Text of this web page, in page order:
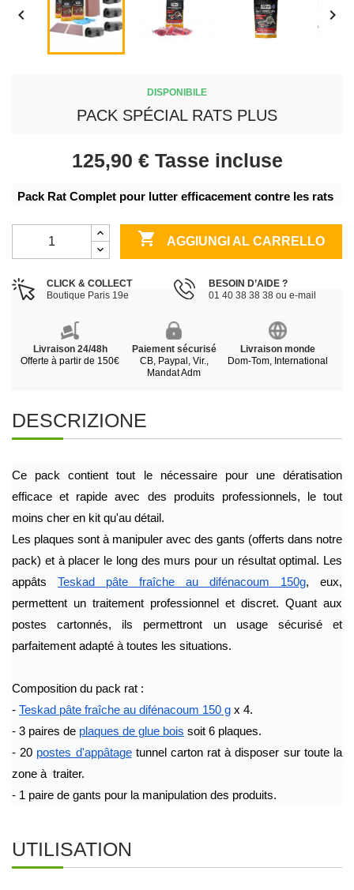
 
DISPONIBILE
PACK SPÉCIAL RATS PLUS
125,90 € Tasse incluse
Pack Rat Complet pour lutter efficacement contre les rats
 AGGIUNGI AL CARRELLO
CLICK & COLLECT
Boutique Paris 19e
BESOIN D’AIDE ?
01 40 38 38 38 ou e-mail
Livraison 24/48h
Offerte à partir de 150€
Paiement sécurisé
CB, Paypal, Vir.,
Mandat Adm
Livraison monde
Dom-Tom, International
DESCRIZIONE
Ce pack contient tout le nécessaire pour une dératisation
efficace et rapide avec des produits professionnels, le tout
moins cher en kit qu'au détail.
Les plaques sont à manipuler avec des gants (offerts dans notre
pack) et à placer le long des murs pour un résultat optimal. Les
appâts Teskad pâte fraîche au difénacoum 150g, eux,
permettent un traitement professionnel et discret. Quant aux
postes cartonnés, ils permettront un usage sécurisé et
parfaitement adapté à toutes les situations.
Composition du pack rat :
- Teskad pâte fraîche au difénacoum 150 g x 4.
- 3 paires de plaques de glue bois soit 6 plaques.
- 20 postes d'appâtage tunnel carton rat à disposer sur toute la
zone à  traiter.
- 1 paire de gants pour la manipulation des produits.
UTILISATION